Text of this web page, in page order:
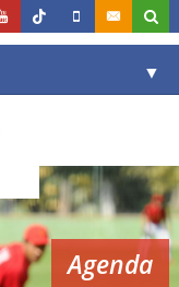
▼
▼
▼
Agenda